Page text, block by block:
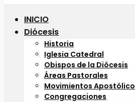
INICIO
Diócesis
Historia
Iglesia Catedral
Obispos de la Diócesis
Áreas Pastorales
Movimientos
Congregaciones